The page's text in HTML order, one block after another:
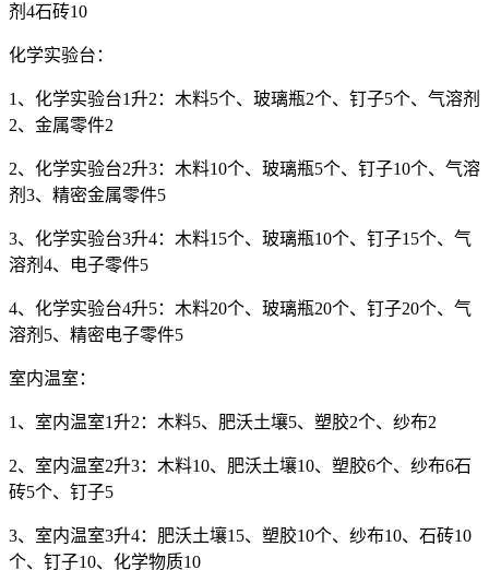
剂4石砖10
化学实验台：
1、化学实验台1升2：木料5个、玻璃瓶2个、钉子5个、气溶剂
2、金属零件2
2、化学实验台2升3：木料10个、玻璃瓶5个、钉子10个、气溶
剂3、精密金属零件5
3、化学实验台3升4：木料15个、玻璃瓶10个、钉子15个、气
溶剂4、电子零件5
4、化学实验台4升5：木料20个、玻璃瓶20个、钉子20个、气
溶剂5、精密电子零件5
室内温室：
1、室内温室1升2：木料5、肥沃土壤5、塑胶2个、纱布2
2、室内温室2升3：木料10、肥沃土壤10、塑胶6个、纱布6石
砖5个、钉子5
3、室内温室3升4：肥沃土壤15、塑胶10个、纱布10、石砖10
个、钉子10、化学物质10